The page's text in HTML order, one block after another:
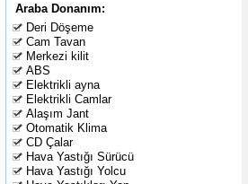
Araba Donanım:
Deri Döşeme
Cam Tavan
Merkezi kilit
ABS
Elektrikli ayna
Elektrikli Camlar
Alaşım Jant
Otomatik Klima
CD Çalar
Hava Yastığı Sürücü
Hava Yastığı Yolcu